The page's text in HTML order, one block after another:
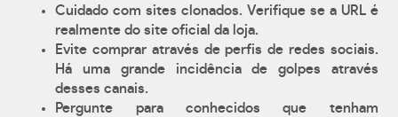
Cuidado com sites clonados. Verifique se a URL é
realmente do site oficial da loja.
Evite comprar através de perfis de redes sociais.
Há uma grande incidência de golpes através
desses canais.
Pergunte para conhecidos que tenham